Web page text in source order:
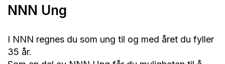
NNN Ung
I NNN regnes du som ung til og med året du fyller
35 år.